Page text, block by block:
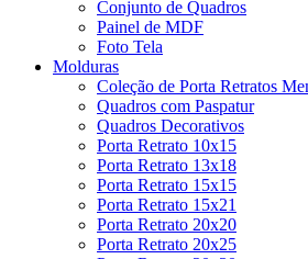
Conjunto de Quadros
Painel de MDF
Foto Tela
Molduras
Coleção de Porta Retratos
Quadros com Paspatur
Quadros Decorativos
Porta Retrato 10x15
Porta Retrato 13x18
Porta Retrato 15x15
Porta Retrato 15x21
Porta Retrato 20x20
Porta Retrato 20x25